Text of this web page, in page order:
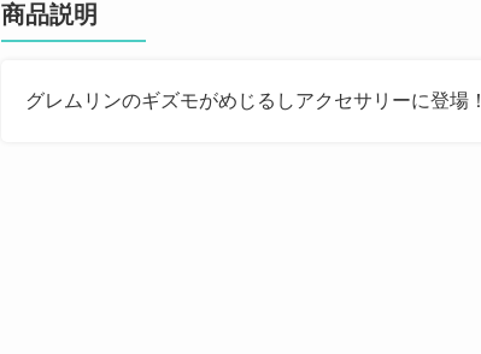
商品説明
グレムリンのギズモがめじるしアクセサリーに登場！